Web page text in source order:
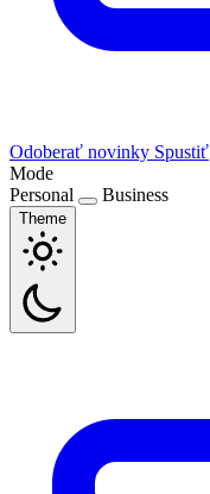
Odoberať novinky Spustiť
Mode
Personal
Business
Theme